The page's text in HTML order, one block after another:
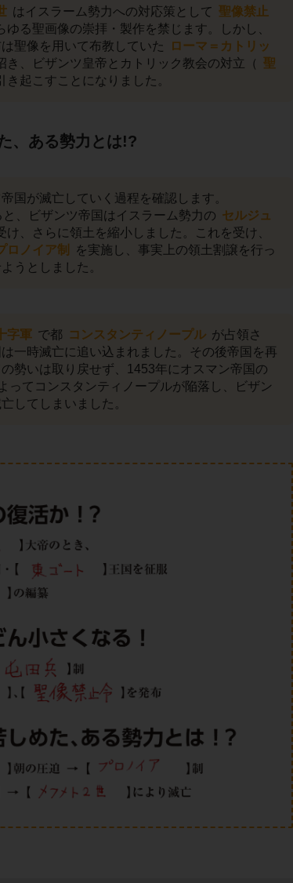
はイスラーム勢力への対応策として 聖像禁止
ゆる聖画像の崇拝・製作を禁じます。しかし、
聖像を用いて布教していた
ローマ＝カトリッ
き、ビザンツ皇帝とカトリック教会の対立（ 聖
き起こすことになりました。
、ある勢力とは!?
国が滅亡していく過程を確認します。
、ビザンツ帝国はイスラーム勢力の セルジュ
け、さらに領土を縮小しました。これを受け、
ロノイア制
を実施し、事実上の領土割譲を行っ
うとしました。
字軍 で都 コンスタンティノープル が占領さ
一時滅亡に追い込まれました。その後帝国を再
勢いは取り戻せず、1453年にオスマン帝国の
ってコンスタンティノープルが陥落し、ビザン
してしまいました。